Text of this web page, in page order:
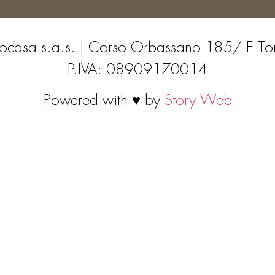
s.a.s. | Corso Orbassano 185/ E
P.IVA: 08909170014
Powered with ♥ by Story Web